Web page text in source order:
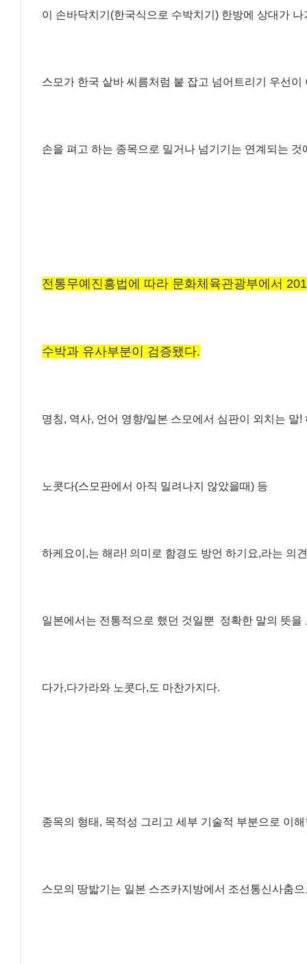
이 손바닥치기(한국식으로 수박치기) 한방에 상대가
스모가 한국 샅바 씨름처럼 붙 잡고 넘어트리기 우선이
손을 펴고 하는 종목으로 밀거나 넘기기는 연계되는 것
전통무예진흥법에 따라 문화체육관광부에서
수박과 유사부분이 검증됐다.
명칭, 역사, 언어 영향/일본 스모에서 심판이 외치는
노콧다(스모판에서 아직 밀려나지 않았을때) 등
하케요이,는 해라! 의미로 함경도 방언 하기요,라는 의
일본에서는 전통적으로 했던 것일뿐 정확한 말의 뜻을
다가,다가라와 노콧다,도 마찬가지다.
종목의 형태, 목적성 그리고 세부 기술적 부분으로 이
스모의 땅밟기는 일본 스즈카지방에서 조선통신사춤